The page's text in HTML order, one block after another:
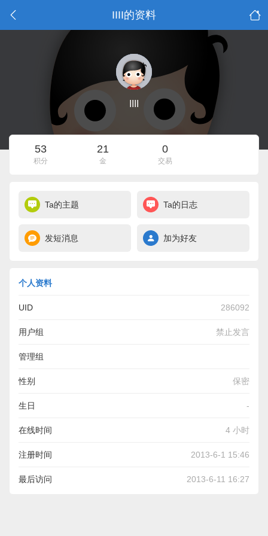
IIII的资料
53
积分
21
金
0
交易
Ta的主题 Ta的日志
发短消息 加为好友
个人资料
UID 286092
用户组 禁止发言
管理组
性别 保密
生日 -
在线时间 4 小时
注册时间 2013-6-1 15:46
最后访问 2013-6-11 16:27